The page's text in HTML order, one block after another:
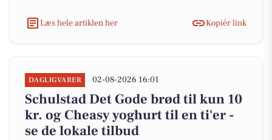
Læs hele artiklen her Kopiér link
DAGLIGVARER 02-08-2026 16:01
Schulstad Det Gode brød til kun 10
kr. og Cheasy yoghurt til en ti'er -
se de lokale tilbud